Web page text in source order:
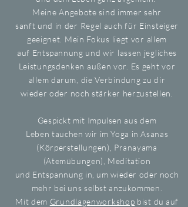
Meine Angebote sind immer sehr
sanft und in der Regel auch für Einsteiger
geeignet. Mein Fokus liegt vor allem
auf Entspannung und wir lassen jegliches
Leistungsdenken außen vor. Es geht vor
allem darum , die Verbindung zu dir
wieder oder noch stärker herzustellen.
Gespickt mit Impulsen aus dem
Lebentauchen wir im Yoga in Asanas
(Körperstellungen), Pranayama
(Atemübungen), Meditation
und Entspannung in, um wieder oder noch
mehr bei uns selbst anzukommen.
Mit dem Grundlagenworkshop bist du auf